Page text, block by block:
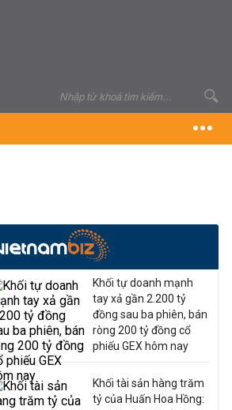
Khối tự doanh mạnh
tay xả gần 2.200 tỷ
đồng sau ba phiên, bán
ròng 200 tỷ đồng cổ
phiếu GEX hôm nay
Khối tài sản hàng trăm
tỷ của Huấn Hoa Hồng: